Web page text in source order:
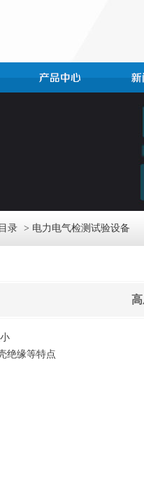
录 > 电力电气检测试验设备
绝缘等特点